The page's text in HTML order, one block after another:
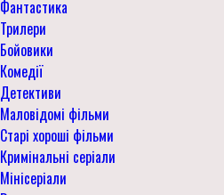
Фантастика
Трилери
Бойовики
Комедії
Детективи
Маловідомі фільми
Старі хороші фільми
Кримінальні серіали
Мінісеріали